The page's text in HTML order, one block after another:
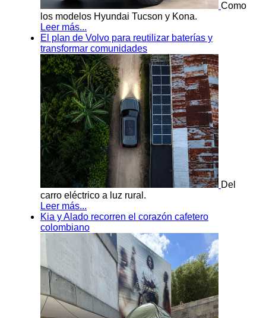
Como
los modelos Hyundai Tucson y Kona.
Leer más...
El plan de Volvo para reutilizar baterías y
transformar comunidades
Del
carro eléctrico a luz rural.
Leer más...
Kia y Alado recorren el corazón cafetero
colombiano